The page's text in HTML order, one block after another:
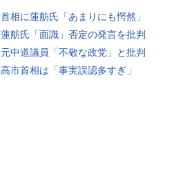
首相に蓮舫氏「あまりにも愕然」
蓮舫氏「面識」否定の発言を批判
元中道議員「不敬な政党」と批判
高市首相は「事実誤認多すぎ」